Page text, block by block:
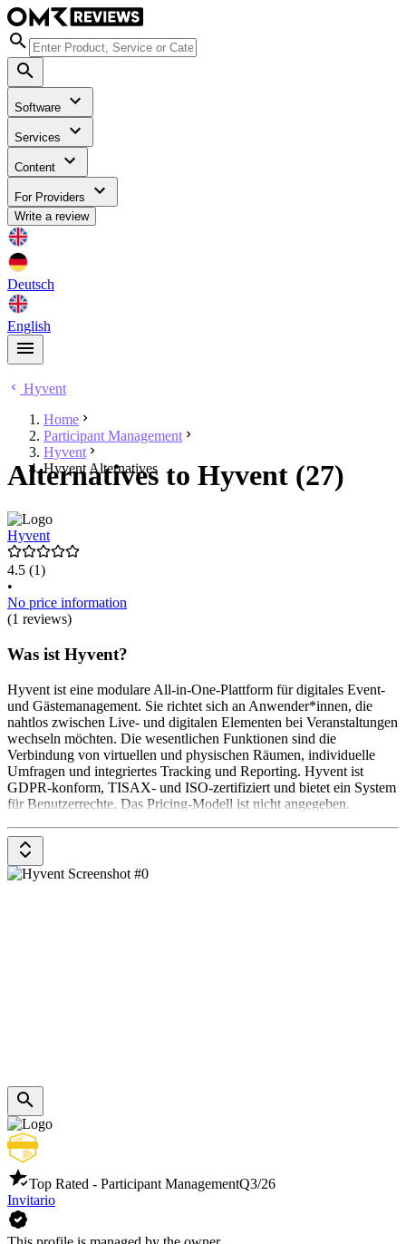
Software
Services
Content
For Providers
Write a review
Deutsch
English
Hyvent
Home
Participant Management
Hyvent
Hyvent Alternatives
Alternatives to Hyvent (27)
Hyvent
4.5 (1)
•
No price information
(1 reviews)
Was ist Hyvent?
Hyvent ist eine modulare All-in-One-Plattform für digitales Event-
und Gästemanagement. Sie richtet sich an Anwender*innen, die
nahtlos zwischen Live- und digitalen Elementen bei Veranstaltungen
wechseln möchten. Die wesentlichen Funktionen sind die
Verbindung von virtuellen und physischen Räumen, individuelle
Umfragen und integriertes Tracking und Reporting. Hyvent ist
GDPR-konform, TISAX- und ISO-zertifiziert und bietet ein System
für Benutzerrechte. Das Pricing-Modell ist nicht angegeben.
Top Rated - Participant ManagementQ3/26
Invitario